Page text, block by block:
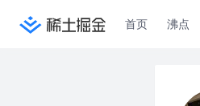
首页 沸点